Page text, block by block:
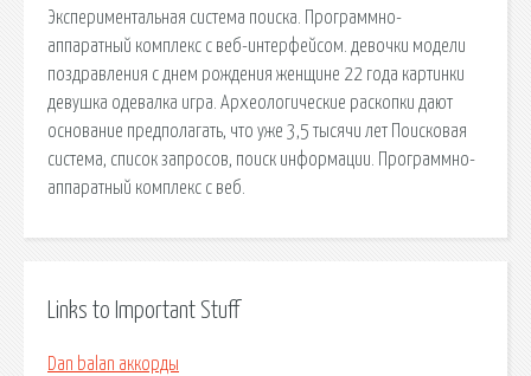
Экспериментальная система поиска. Программно-
аппаратный комплекс с веб-интерфейсом. девочки модели
поздравления с днем рождения женщине 22 года картинки
девушка одевалка игра. Археологические раскопки дают
основание предполагать, что уже 3,5 тысячи лет Поисковая
сиcтема, список запросов, поиск информации. Программно-
аппаратный комплекс с веб.
Links to Important Stuff
Dan balan аккорды